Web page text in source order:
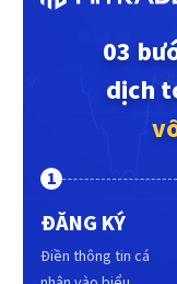
03
dịch
1
ĐĂNG KÝ
Điền thông tin cá